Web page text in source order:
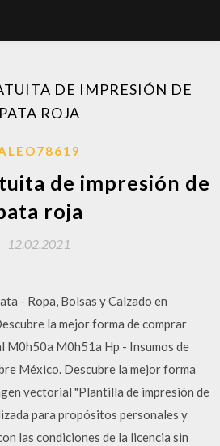
DE IMPRESIÓN DE
PATA ROJA
de impresión de
roja
12.02.2021
- Ropa, Bolsas y Calzado en
la mejor forma de comprar
M0h50a M0h51a Hp - Insumos de
México. Descubre la mejor forma
vectorial "Plantilla de impresión de
para propósitos personales y
las condiciones de la licencia sin